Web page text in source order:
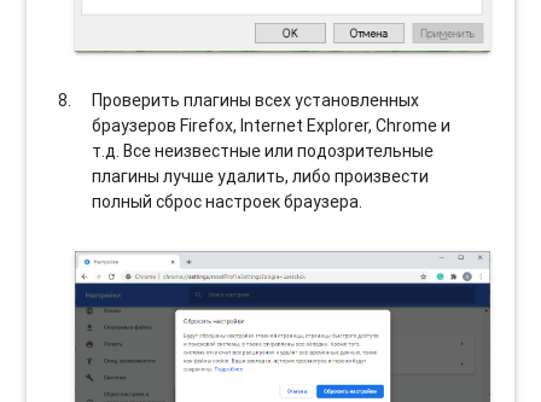
Проверить плагины всех установленных
браузеров Firefox, Internet Explorer, Chrome и
т.д. Все неизвестные или подозрительные
плагины лучше удалить, либо произвести
полный сброс настроек браузера.